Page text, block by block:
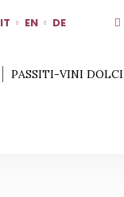
IT EN DE
PASSITI-VINI DOLCI